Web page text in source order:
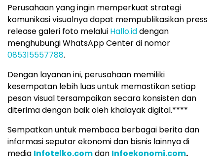
Perusahaan yang ingin memperkuat strategi
komunikasi visualnya dapat mempublikasikan press
release galeri foto melalui Hallo.iddengan
menghubungi WhatsApp Center di nomor
085315557788.
Dengan layanan ini, perusahaan memiliki
kesempatan lebih luas untuk memastikan setiap
pesan visual tersampaikan secara konsisten dan
diterima dengan baik oleh khalayak digital.****
Sempatkan untuk membaca berbagai berita dan
informasi seputar ekonomi dan bisnis lainnya di
media Infotelko.comdan Infoekonomi.com.